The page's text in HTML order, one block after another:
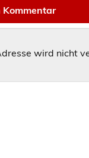
Kommentar
wird nicht